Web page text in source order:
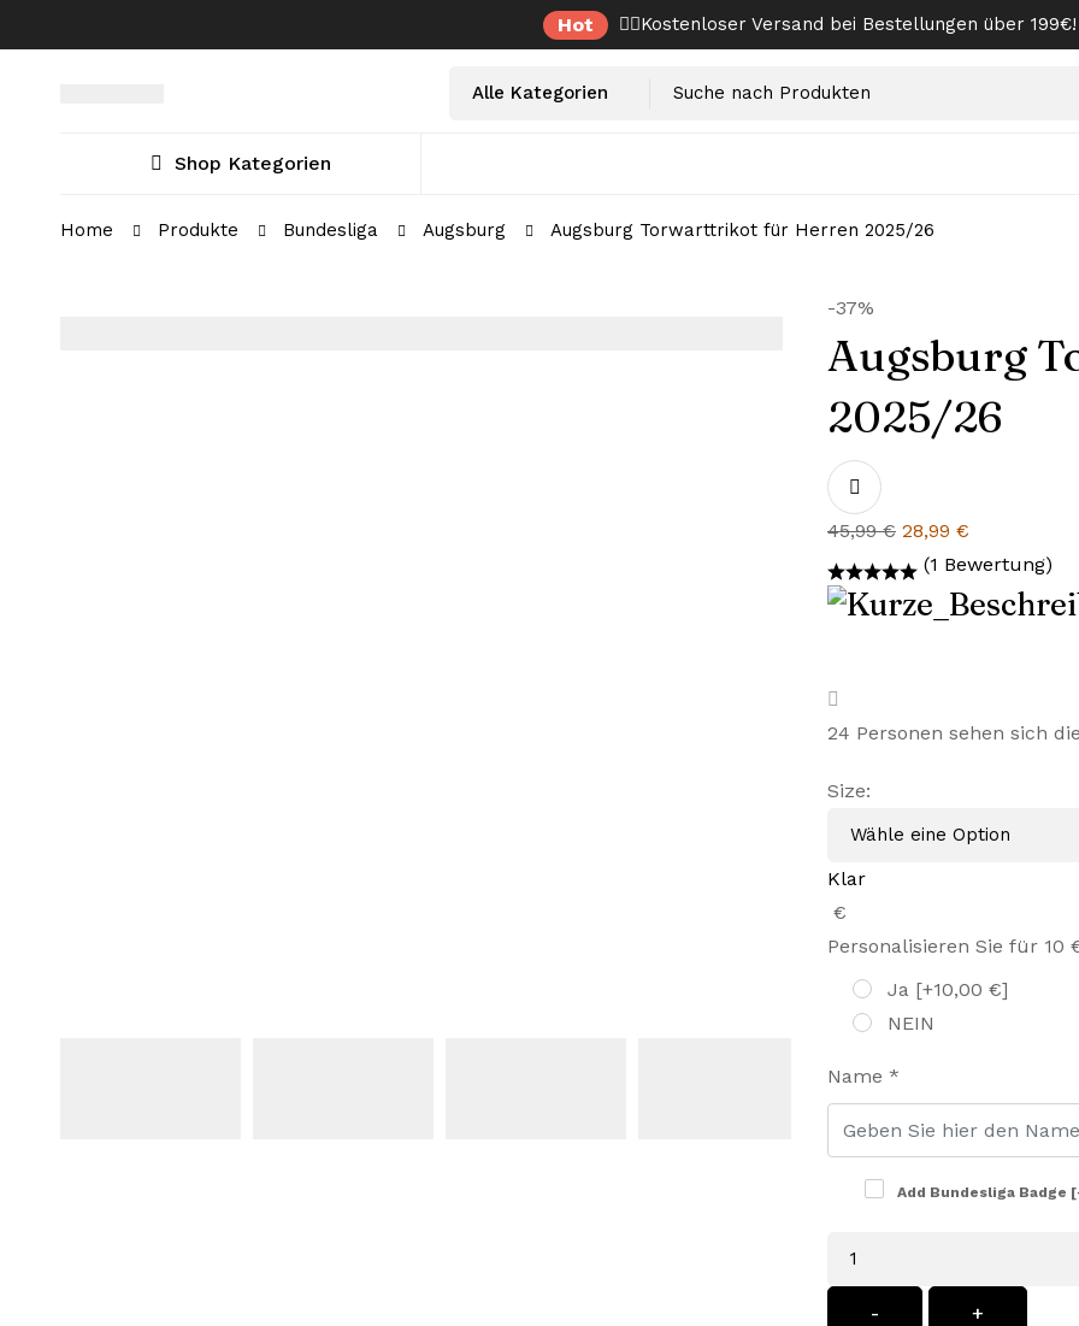
Hot ✌🏼Kostenloser Versand bei Bestellungen über 199€!
Select
Suche
Shop Kategorien
Home Produkte Bundesliga Augsburg Augsburg Torwarttrikot für Herren 2025/26
-37%
Augsburg
2025/26
45,99€ Ursprünglicher
Preis
war:
28,99 €
Preis
ist:
(1 Bewertung)
24 Personen sehen sich
Size:
Klar
€
Personalisieren Sie für 10
Ja [+10,00 €]
NEIN
Name *
Add Bundesliga Badge
Menge
- +